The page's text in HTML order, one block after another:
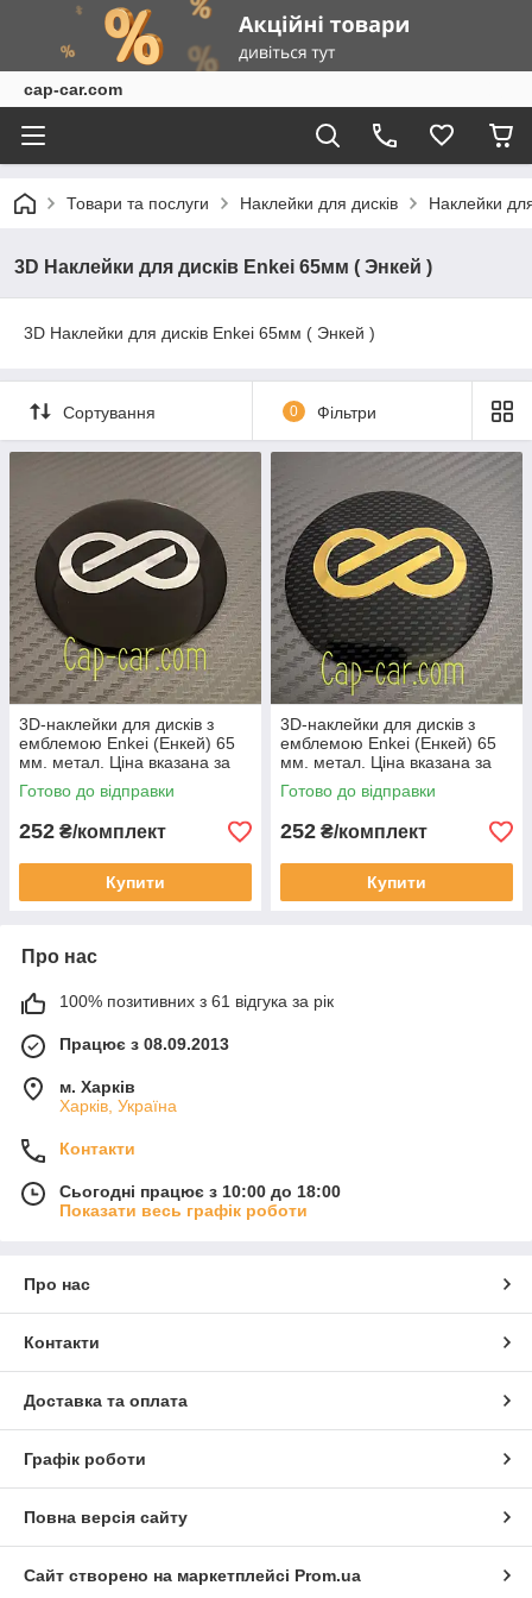
cap-car.com
Товари та послуги Наклейки для дисків Наклейки
3D Наклейки для дисків Enkei 65мм ( Энкей )
3D Наклейки для дисків Enkei 65мм ( Энкей )
Сортування 0 Фільтри
3D-наклейки для дисків з
емблемою Enkei (Енкей) 65
мм. метал. Ціна вказана за
комплект наклейок із 4 штук.
Готово до відправки
252 ₴/комплект
Купити
3D-наклейки для дисків з
емблемою Enkei (Енкей) 65
мм. метал. Ціна вказана за
комплект наклейок із 4 штук.
Готово до відправки
252 ₴/комплект
Купити
Про нас
100% позитивних з 61 відгука за рік
Працює з 08.09.2013
м. Харків
Харків, Україна
Контакти
Сьогодні працює з 10:00 до 18:00
Показати весь графік роботи
Про нас
Контакти
Доставка та оплата
Графік роботи
Повна версія сайту
Сайт створено на маркетплейсі Prom.ua